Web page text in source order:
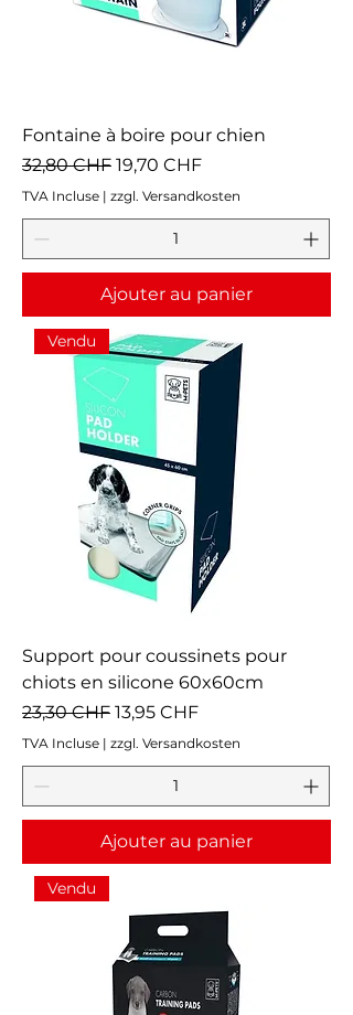
Fontaine à boire pour chien
Prix original
32,80 CHF Prix promotionnel
19,70 CHF
TVA Incluse | zzgl. Versandkosten
Ajouter au panier
Vendu
Support pour coussinets pour
chiots en silicone 60x60cm
Prix original
23,30 CHF Prix promotionnel
13,95 CHF
TVA Incluse | zzgl. Versandkosten
Ajouter au panier
Vendu